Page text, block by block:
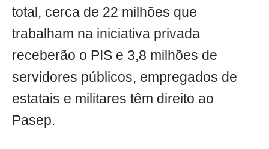
total, cerca de 22 milhões que
trabalham na iniciativa privada
receberão o PIS e 3,8 milhões de
servidores públicos, empregados de
estatais e militares têm direito ao
Pasep.